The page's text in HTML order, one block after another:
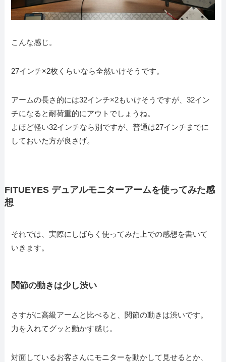
こんな感じ。
27インチ×2枚くらいなら全然いけそうです。
アームの長さ的には32インチ×2もいけそうですが、32イン
チになると耐荷重的にアウトでしょうね。
よほど軽い32インチなら別ですが、普通は27インチまでに
しておいた方が良さげ。
FITUEYES デュアルモニターアームを使ってみた感
想
それでは、実際にしばらく使ってみた上での感想を書いて
いきます。
関節の動きは少し渋い
さすがに高級アームと比べると、関節の動きは渋いです。
力を入れてグッと動かす感じ。
対面しているお客さんにモニターを動かして見せるとか、